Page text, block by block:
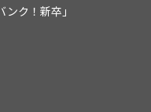
ク！新卒」